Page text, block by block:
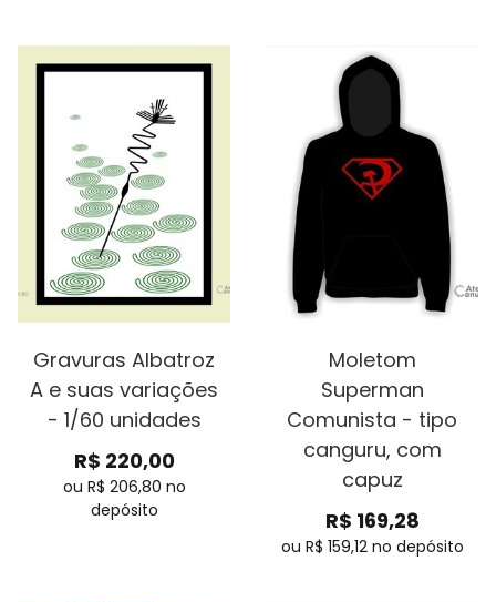
Gravuras Albatroz
A e suas variações
- 1/60 unidades
R$ 220,00
ou R$ 206,80 no
depósito
Moletom
Superman
Comunista - tipo
canguru, com
capuz
R$ 169,28
ou R$ 159,12 no depósito